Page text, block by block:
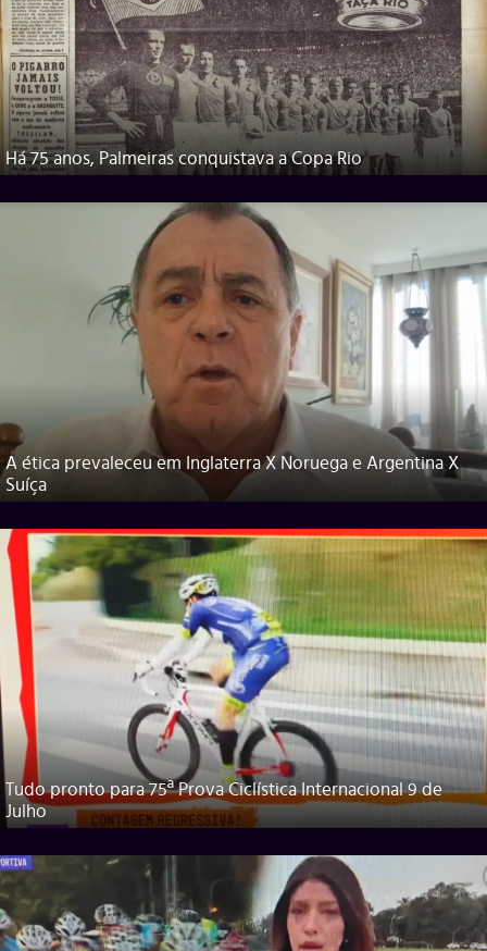
Há 75 anos, Palmeiras conquistava a Copa Rio
A ética prevaleceu em Inglaterra X Noruega e Argentina X
Suíça
Tudo pronto para 75ª Prova Ciclística Internacional 9 de
Julho